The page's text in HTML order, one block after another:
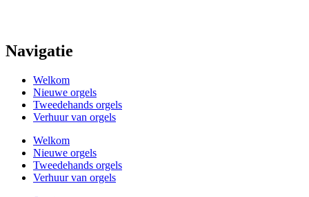
Navigatie
Welkom
Nieuwe orgels
Tweedehands orgels
Verhuur van orgels
Welkom
Nieuwe orgels
Tweedehands orgels
Verhuur van orgels